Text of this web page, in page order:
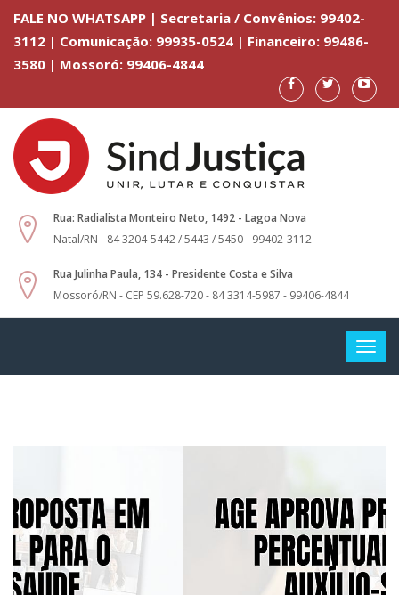
FALE NO WHATSAPP | Secretaria / Convênios: 99402-
3112 | Comunicação: 99935-0524 | Financeiro: 99486-
3580 | Mossoró: 99406-4844
Rua: Radialista Monteiro Neto, 1492 - Lagoa Nova
Natal/RN - 84 3204-5442 / 5443 / 5450 - 99402-3112
Rua Julinha Paula, 134 - Presidente Costa e Silva
Mossoró/RN - CEP 59.628-720 - 84 3314-5987 - 99406-4844